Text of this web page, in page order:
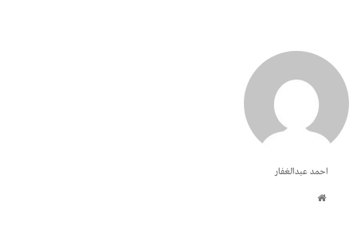
احمد عبدالغفار